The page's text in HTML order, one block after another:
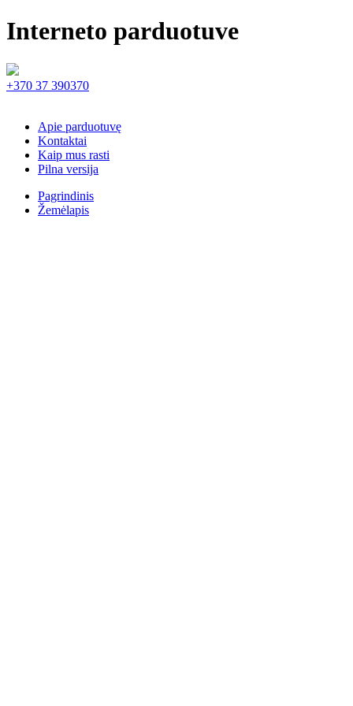
Interneto parduotuve
+370 37 390370
Apie parduotuvę
Kontaktai
Kaip mus rasti
Pilna versija
Pagrindinis
Žemėlapis